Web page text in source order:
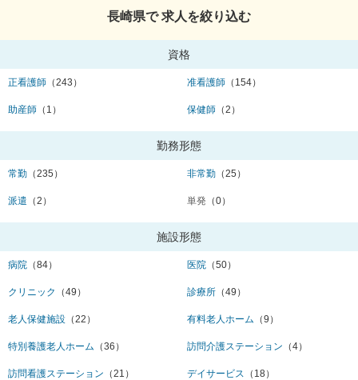
長崎県で 求人を絞り込む
資格
正看護師 （243） 准看護師 （154）
助産師 （1） 保健師 （2）
勤務形態
常勤 （235） 非常勤 （25）
派遣 （2） 単発 （0）
施設形態
病院 （84） 医院 （50）
クリニック （49） 診療所 （49）
老人保健施設 （22） 有料老人ホーム （9）
特別養護老人ホーム （36） 訪問介護ステーション （4）
訪問看護ステーション （21） デイサービス （18）